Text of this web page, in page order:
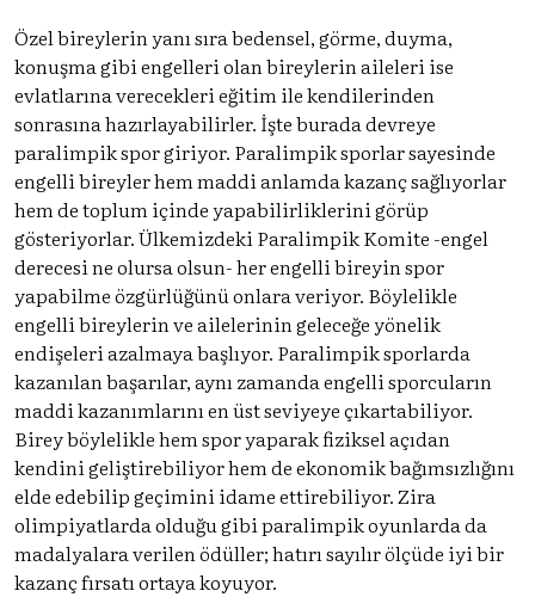
Özel bireylerin yanı sıra bedensel, görme, duyma,
konuşma gibi engelleri olan bireylerin aileleri ise
evlatlarına verecekleri eğitim ile kendilerinden
sonrasına hazırlayabilirler. İşte burada devreye
paralimpik spor giriyor. Paralimpik sporlar sayesinde
engelli bireyler hem maddi anlamda kazanç sağlıyorlar
hem de toplum içinde yapabilirliklerini görüp
gösteriyorlar. Ülkemizdeki Paralimpik Komite -engel
derecesi ne olursa olsun- her engelli bireyin spor
yapabilme özgürlüğünü onlara veriyor. Böylelikle
engelli bireylerin ve ailelerinin geleceğe yönelik
endişeleri azalmaya başlıyor. Paralimpik sporlarda
kazanılan başarılar, aynı zamanda engelli sporcuların
maddi kazanımlarını en üst seviyeye çıkartabiliyor.
Birey böylelikle hem spor yaparak fiziksel açıdan
kendini geliştirebiliyor hem de ekonomik bağımsızlığını
elde edebilip geçimini idame ettirebiliyor. Zira
olimpiyatlarda olduğu gibi paralimpik oyunlarda da
madalyalara verilen ödüller; hatırı sayılır ölçüde iyi bir
kazanç fırsatı ortaya koyuyor.